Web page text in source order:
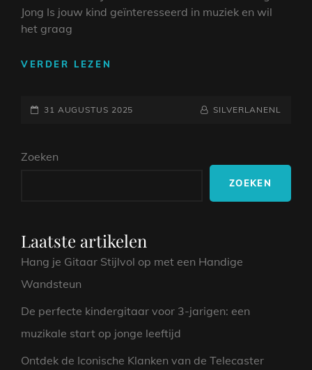
Jong Is jouw kind geïnteresseerd in muziek en wil
het graag
VERDER LEZEN
MUZIEK:
GEPLAATST
31 AUGUSTUS 2025 NAAMREGEL
BYLINE
SILVERLANENL
Zoeken
ZOEKEN
Laatste artikelen
Hang je Gitaar Stijlvol op met een Handige
Wandsteun
De perfecte kindergitaar voor 3-jarigen: een
muzikale start op jonge leeftijd
Ontdek de Iconische Klanken van de Telecaster